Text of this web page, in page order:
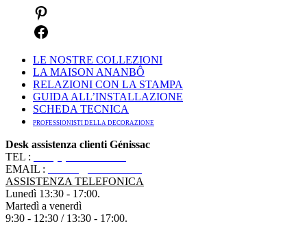
LE NOSTRE COLLEZIONI
LA MAISON ANANBÔ
RELAZIONI CON LA STAMPA
GUIDA ALL’INSTALLAZIONE
SCHEDA TECNICA
PROFESSIONISTI DELLA DECORAZIONE
Desk assistenza clienti Génissac
TEL :
EMAIL :
ASSISTENZA TELEFONICA
Lunedì 13:30 - 17:00.
Martedì a venerdì
9:30 - 12:30 / 13:30 - 17:00.